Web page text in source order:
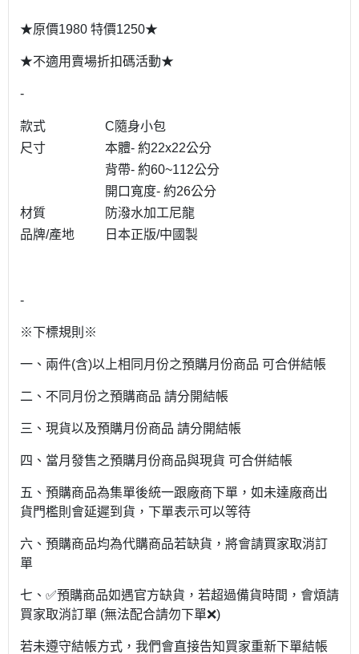
★原價1980 特價1250★
★不適用賣場折扣碼活動★
-
款式
C隨身小包
尺寸
本體- 約22x22公分
背帶- 約60~112公分
開口寬度- 約26公分
材質
防潑水加工尼龍
品牌/產地
日本正版/中國製
-
※下標規則※
一、兩件(含)以上相同月份之預購月份商品 可合併結帳
二、不同月份之預購商品 請分開結帳
三、現貨以及預購月份商品 請分開結帳
四、當月發售之預購月份商品與現貨 可合併結帳
五、預購商品為集單後統一跟廠商下單，如未達廠商出
貨門檻則會延遲到貨，下單表示可以等待
六、預購商品均為代購商品若缺貨，將會請買家取消訂
單
七、✅預購商品如遇官方缺貨，若超過備貨時間，會煩請
買家取消訂單 (無法配合請勿下單❌)
若未遵守結帳方式，我們會直接告知買家重新下單結帳